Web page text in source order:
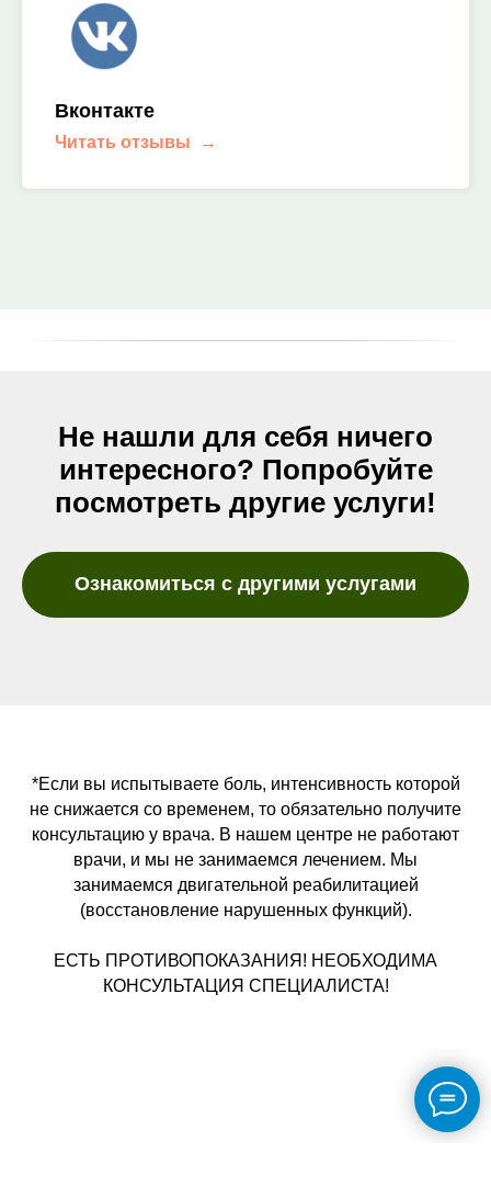
Вконтакте
Читать отзывы
Не нашли для себя ничего
интересного? Попробуйте
посмотреть другие услуги!
Ознакомиться с другими услугами
*Если вы испытываете боль, интенсивность которой
не снижается со временем, то обязательно получите
консультацию у врача. В нашем центре не работают
врачи, и мы не занимаемся лечением. Мы
занимаемся двигательной реабилитацией
(восстановление нарушенных функций).
ЕСТЬ ПРОТИВОПОКАЗАНИЯ! НЕОБХОДИМА
КОНСУЛЬТАЦИЯ СПЕЦИАЛИСТА!